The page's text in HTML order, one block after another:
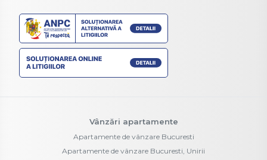
Vânzări apartamente
Apartamente de vânzare Bucuresti
Apartamente de vânzare Bucuresti, Unirii